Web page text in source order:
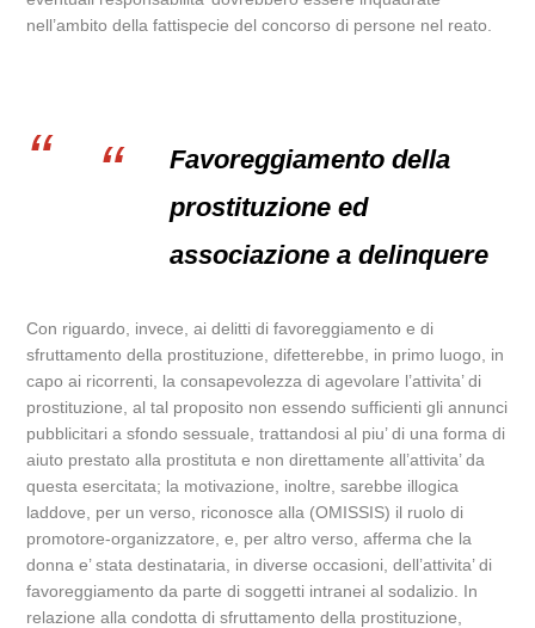
nell’ambito della fattispecie del concorso di persone nel reato.
Favoreggiamento della
prostituzione ed
associazione a delinquere
Con riguardo, invece, ai delitti di favoreggiamento e di
sfruttamento della prostituzione, difetterebbe, in primo luogo, in
capo ai ricorrenti, la consapevolezza di agevolare l’attivita’ di
prostituzione, al tal proposito non essendo sufficienti gli annunci
pubblicitari a sfondo sessuale, trattandosi al piu’ di una forma di
aiuto prestato alla prostituta e non direttamente all’attivita’ da
questa esercitata; la motivazione, inoltre, sarebbe illogica
laddove, per un verso, riconosce alla (OMISSIS) il ruolo di
promotore-organizzatore, e, per altro verso, afferma che la
donna e’ stata destinataria, in diverse occasioni, dell’attivita’ di
favoreggiamento da parte di soggetti intranei al sodalizio. In
relazione alla condotta di sfruttamento della prostituzione,